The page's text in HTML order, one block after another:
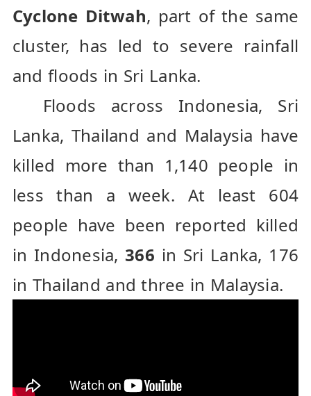
Cyclone Ditwah, part of the same
cluster, has led to severe rainfall
and floods in Sri Lanka.
Floods across Indonesia, Sri
Lanka, Thailand and Malaysia have
killed more than 1,140 people in
less than a week. At least 604
people have been reported killed
in Indonesia, 366 in Sri Lanka, 176
in Thailand and three in Malaysia.